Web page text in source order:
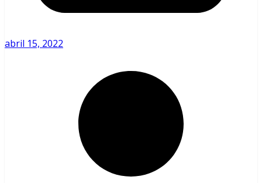
abril 15, 2022